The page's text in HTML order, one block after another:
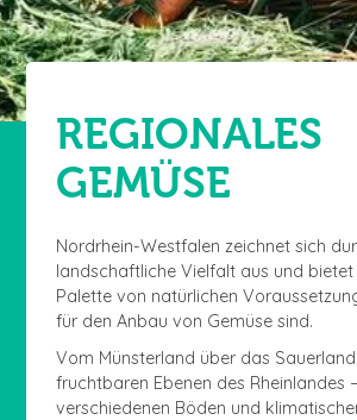
REGIONALES
GEMÜSE
Nordrhein-Westfalen zeichnet sich
landschaftliche Vielfalt aus und
Palette von natürlichen
für den Anbau von Gemüse sind.
Vom Münsterland über das
fruchtbaren Ebenen des Rheinlandes
verschiedenen Böden und